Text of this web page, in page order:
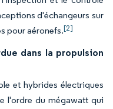
d'échangeurs sur
pour aéronefs.[2]
dans la propulsion
et hybrides électriques
l'ordre du mégawatt qui